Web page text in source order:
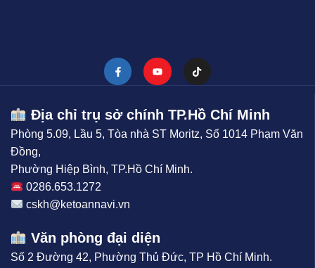
Địa chỉ trụ sở chính TP.Hồ Chí Minh
Phòng 5.09, Lầu 5, Tòa nhà ST Moritz, Số 1014 Phạm Văn
Đồng,
Phường Hiệp Bình, TP.Hồ Chí Minh.
0286.653.1272
cskh@ketoannavi.vn
Văn phòng đại diện
Số 2 Đường 42, Phường Thủ Đức, TP Hồ Chí Minh.